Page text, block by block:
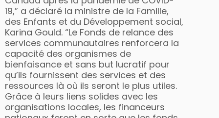
19,” a déclaré la ministre de la Famille,
des Enfants et du Développement social,
Karina Gould. “Le Fonds de relance des
services communautaires renforcera la
capacité des organismes de
bienfaisance et sans but lucratif pour
qu’ils fournissent des services et des
ressources là où ils seront le plus utiles.
Grâce à leurs liens solides avec les
organisations locales, les financeurs